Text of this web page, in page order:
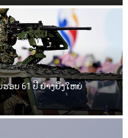
ອບ 61 ປີ ຢ່າງຍິ່ງໃຫຍ່